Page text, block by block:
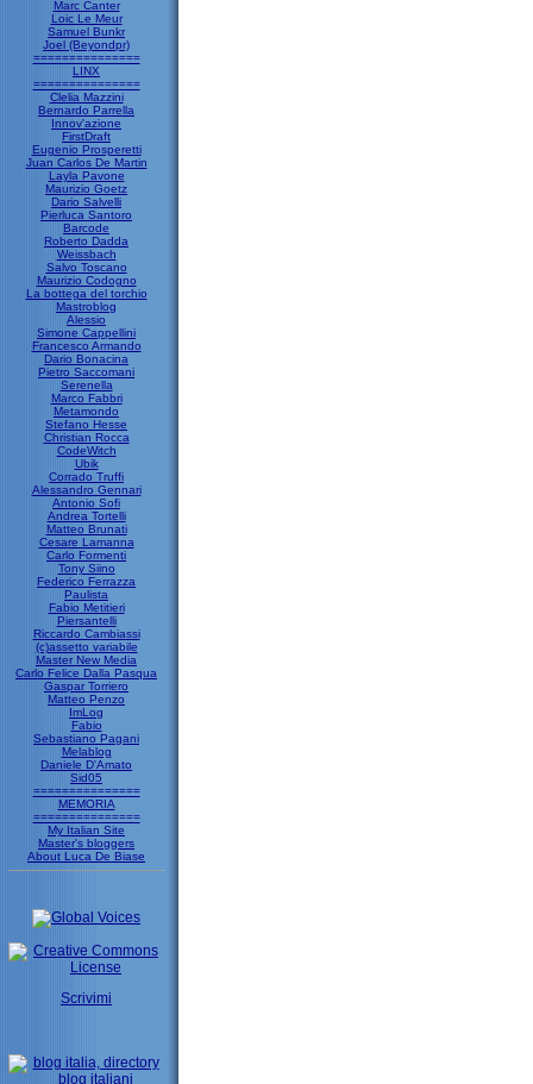
Marc Canter
Loic Le Meur
Samuel Bunkr
Joel (Beyondpr)
===============
LINX
===============
Clelia Mazzini
Bernardo Parrella
Innov'azione
FirstDraft
Eugenio Prosperetti
Juan Carlos De Martin
Layla Pavone
Maurizio Goetz
Dario Salvelli
Pierluca Santoro
Barcode
Roberto Dadda
Weissbach
Salvo Toscano
Maurizio Codogno
La bottega del torchio
Mastroblog
Alessio
Simone Cappellini
Francesco Armando
Dario Bonacina
Pietro Saccomani
Serenella
Marco Fabbri
Metamondo
Stefano Hesse
Christian Rocca
CodeWitch
Ubik
Corrado Truffi
Alessandro Gennari
Antonio Sofi
Andrea Tortelli
Matteo Brunati
Cesare Lamanna
Carlo Formenti
Tony Siino
Federico Ferrazza
Paulista
Fabio Metitieri
Piersantelli
Riccardo Cambiassi
(c)assetto variabile
Master New Media
Carlo Felice Dalla Pasqua
Gaspar Torriero
Matteo Penzo
ImLog
Fabio
Sebastiano Pagani
Melablog
Daniele D'Amato
Sid05
===============
MEMORIA
===============
My Italian Site
Master's bloggers
About Luca De Biase
Scrivimi